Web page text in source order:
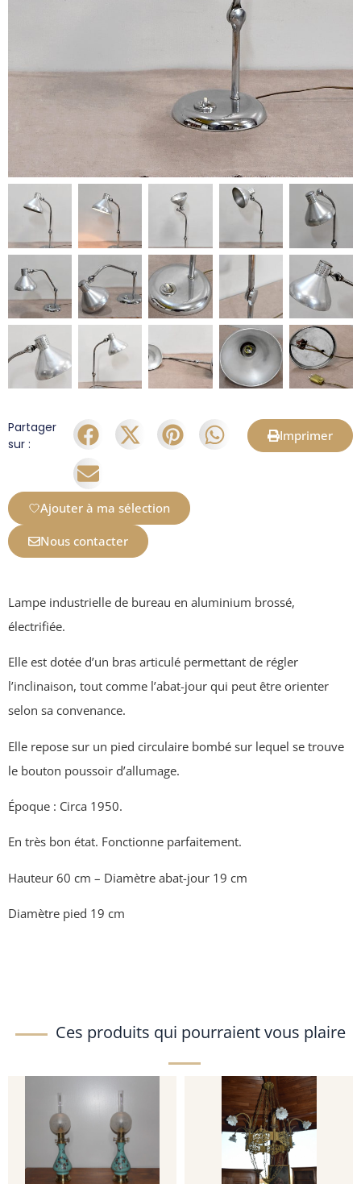
Partager
sur :
Imprimer
Ajouter à ma sélection
Nous contacter
Lampe industrielle de bureau en aluminium brossé,
électrifiée.
Elle est dotée d’un bras articulé permettant de régler
l’inclinaison, tout comme l’abat-jour qui peut être orienter
selon sa convenance.
Elle repose sur un pied circulaire bombé sur lequel se trouve
le bouton poussoir d’allumage.
Époque : Circa 1950.
En très bon état. Fonctionne parfaitement.
Hauteur 60 cm – Diamètre abat-jour 19 cm
Diamètre pied 19 cm
Ces produits qui pourraient vous plaire